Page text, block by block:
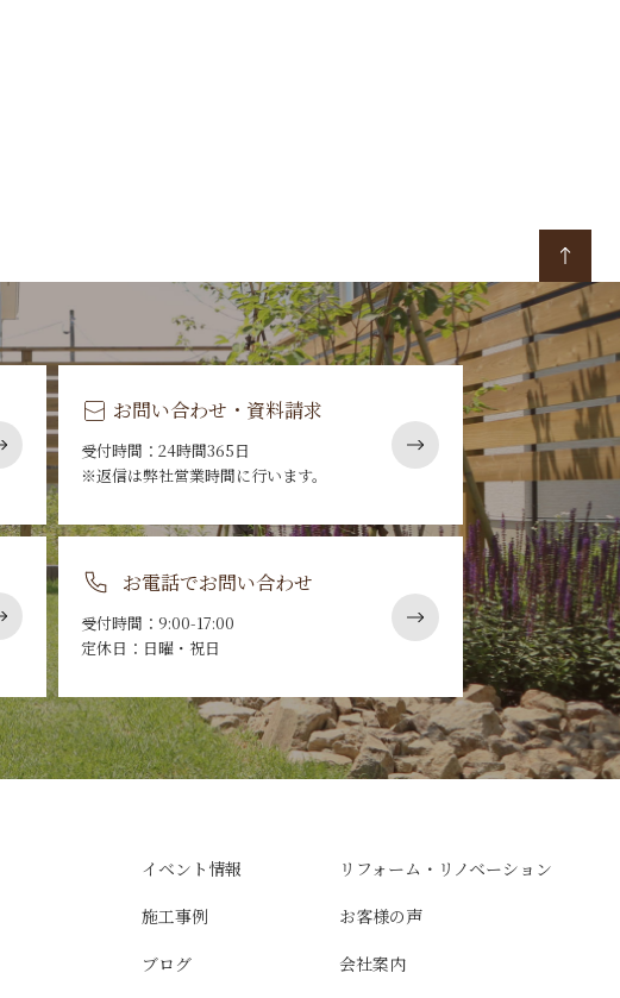
お問い合わせ・資料請求
受付時間：24時間365日
※返信は弊社営業時間に行います。
お電話でお問い合わせ
受付時間：9:00-17:00
定休日：日曜・祝日
イベント情報
施工事例
ブログ
リフォーム・リノベーション
お客様の声
会社案内